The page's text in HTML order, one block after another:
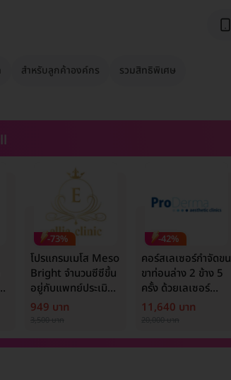
สำหรับลูกค้าองค์กร รวมสิทธิพิเศษ
-73%
โปรแกรมเมโส Meso
Bright จำนวนซีซีขึ้น
อยู่กับแพทย์ประเมิน
เพื่อปรับผิวกระจ่างใส
949 บาท
-42%
คอร์สเลเซอร์กำจัดขน
ขาท่อนล่าง 2 ข้าง 5
ครั้ง ด้วยเลเซอร์
Mediostar Next
11,640 บาท